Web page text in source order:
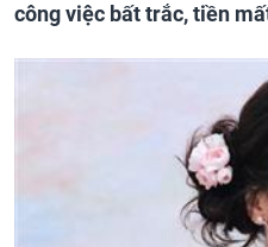
công việc bất trắc, tiền